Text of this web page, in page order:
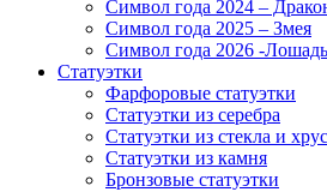
Символ года 2024 –
Символ года 2025 – Змея
Символ года 2026 -Лошадь
Статуэтки
Фарфоровые статуэтки
Статуэтки из серебра
Статуэтки из стекла и
Статуэтки из камня
Бронзовые статуэтки